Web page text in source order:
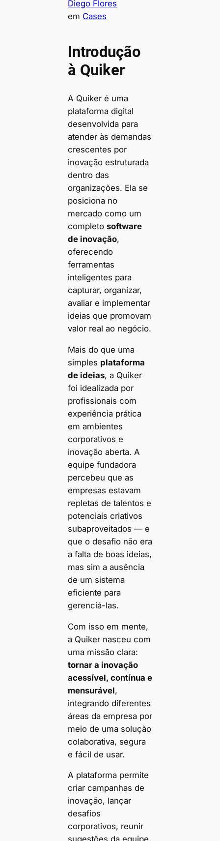
Diego Flores
em Cases
Introdução
à Quiker
A Quiker é uma
plataforma digital
desenvolvida para
atender às demandas
crescentes por
inovação estruturada
dentro das
organizações. Ela se
posiciona no
mercado como um
completo software
de inovação,
oferecendo
ferramentas
inteligentes para
capturar, organizar,
avaliar e implementar
ideias que promovam
valor real ao negócio.
Mais do que uma
simples plataforma
de ideias, a Quiker
foi idealizada por
profissionais com
experiência prática
em ambientes
corporativos e
inovação aberta. A
equipe fundadora
percebeu que as
empresas estavam
repletas de talentos e
potenciais criativos
subaproveitados — e
que o desafio não era
a falta de boas ideias,
mas sim a ausência
de um sistema
eficiente para
gerenciá-las.
Com isso em mente,
a Quiker nasceu com
uma missão clara:
tornar a inovação
acessível, contínua e
mensurável,
integrando diferentes
áreas da empresa por
meio de uma solução
colaborativa, segura
e fácil de usar.
A plataforma permite
criar campanhas de
inovação, lançar
desafios
corporativos, reunir